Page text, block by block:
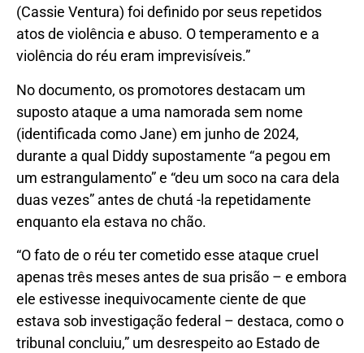
(Cassie Ventura) foi definido por seus repetidos
atos de violência e abuso. O temperamento e a
violência do réu eram imprevisíveis.”
No documento, os promotores destacam um
suposto ataque a uma namorada sem nome
(identificada como Jane) em junho de 2024,
durante a qual Diddy supostamente “a pegou em
um estrangulamento” e “deu um soco na cara dela
duas vezes” antes de chutá -la repetidamente
enquanto ela estava no chão.
“O fato de o réu ter cometido esse ataque cruel
apenas três meses antes de sua prisão – e embora
ele estivesse inequivocamente ciente de que
estava sob investigação federal – destaca, como o
tribunal concluiu,” um desrespeito ao Estado de